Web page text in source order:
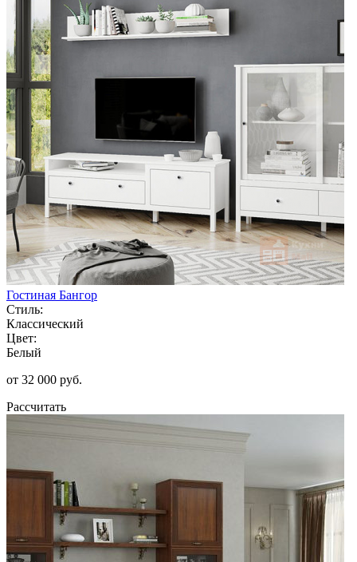
Гостиная Бангор
Стиль:
Классический
Цвет:
Белый
от 32 000 руб.
Рассчитать